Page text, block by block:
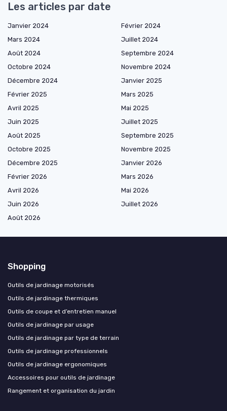
Les articles par date
Janvier 2024
Février 2024
Mars 2024
Juillet 2024
Août 2024
Septembre 2024
Octobre 2024
Novembre 2024
Décembre 2024
Janvier 2025
Février 2025
Mars 2025
Avril 2025
Mai 2025
Juin 2025
Juillet 2025
Août 2025
Septembre 2025
Octobre 2025
Novembre 2025
Décembre 2025
Janvier 2026
Février 2026
Mars 2026
Avril 2026
Mai 2026
Juin 2026
Juillet 2026
Août 2026
Shopping
Outils de jardinage motorisés
Outils de jardinage thermiques
Outils de coupe et d’entretien manuel
Outils de jardinage par usage
Outils de jardinage par type de terrain
Outils de jardinage professionnels
Outils de jardinage ergonomiques
Accessoires pour outils de jardinage
Rangement et organisation du jardin